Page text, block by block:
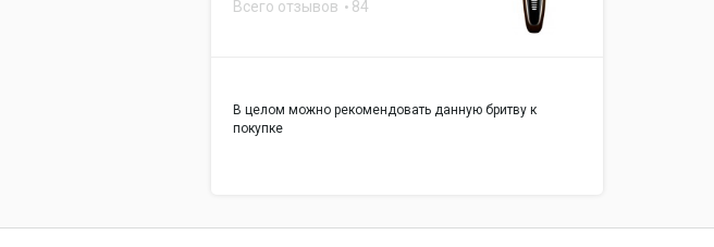
Всего отзывов 84
В целом можно рекомендовать данную бритву к
покупке